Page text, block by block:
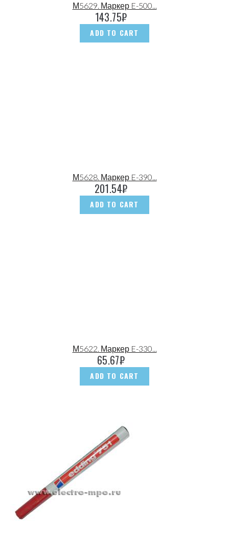
М5629. Маркер E-500...
143.75₽
ADD TO CART
М5628. Маркер E-390...
201.54₽
ADD TO CART
М5622. Маркер E-330...
65.67₽
ADD TO CART